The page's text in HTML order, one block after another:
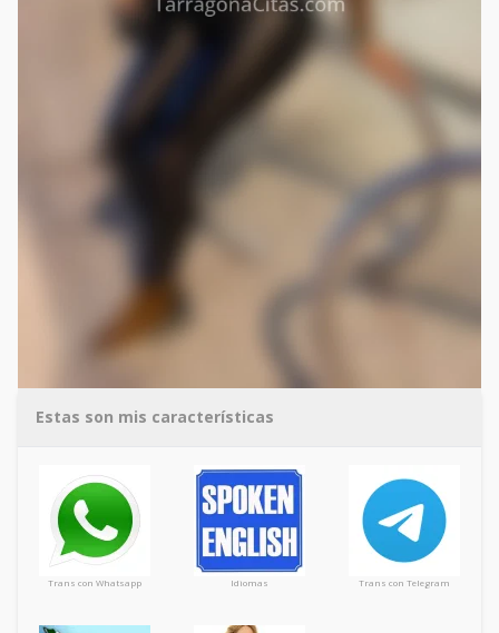
Estas son mis características
Trans con Whatsapp Idiomas Trans con Telegram